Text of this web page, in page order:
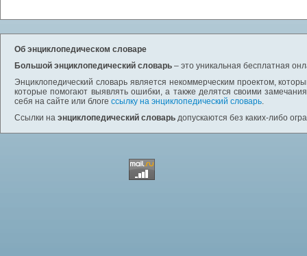
Об энциклопедическом словаре
Большой энциклопедический словарь – это уникальная бесплатная
Энциклопедический словарь является некоммерческим проектом,
которые помогают выявлять ошибки, а также делятся своими
себя на сайте или блоге ссылку на энциклопедический словарь.
Ссылки на энциклопедический словарь допускаются без каких-либо